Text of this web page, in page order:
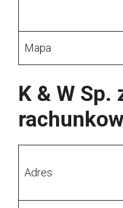
Mapa
K & W Sp.
Adres